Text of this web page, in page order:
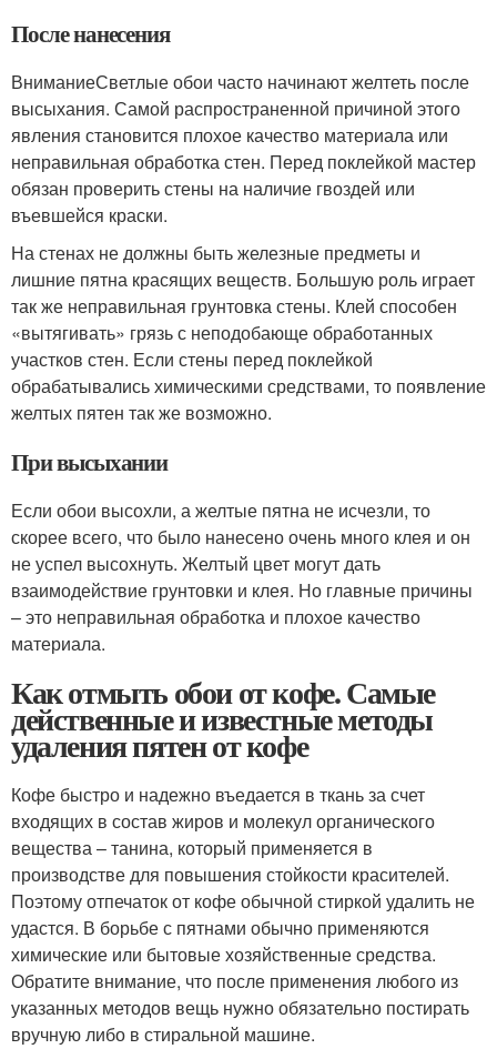
После нанесения
ВниманиеСветлые обои часто начинают желтеть после
высыхания. Самой распространенной причиной этого
явления становится плохое качество материала или
неправильная обработка стен. Перед поклейкой мастер
обязан проверить стены на наличие гвоздей или
въевшейся краски.
На стенах не должны быть железные предметы и
лишние пятна красящих веществ. Большую роль играет
так же неправильная грунтовка стены. Клей способен
«вытягивать» грязь с неподобающе обработанных
участков стен. Если стены перед поклейкой
обрабатывались химическими средствами, то появление
желтых пятен так же возможно.
При высыхании
Если обои высохли, а желтые пятна не исчезли, то
скорее всего, что было нанесено очень много клея и он
не успел высохнуть. Желтый цвет могут дать
взаимодействие грунтовки и клея. Но главные причины
– это неправильная обработка и плохое качество
материала.
Как отмыть обои от кофе. Самые
действенные и известные методы
удаления пятен от кофе
Кофе быстро и надежно въедается в ткань за счет
входящих в состав жиров и молекул органического
вещества – танина, который применяется в
производстве для повышения стойкости красителей.
Поэтому отпечаток от кофе обычной стиркой удалить не
удастся. В борьбе с пятнами обычно применяются
химические или бытовые хозяйственные средства.
Обратите внимание, что после применения любого из
указанных методов вещь нужно обязательно постирать
вручную либо в стиральной машине.